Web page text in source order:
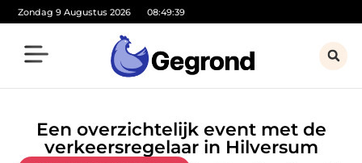
Zondag 9 Augustus 2026 08:49:41
Een overzichtelijk event met de
verkeersregelaar in Hilversum